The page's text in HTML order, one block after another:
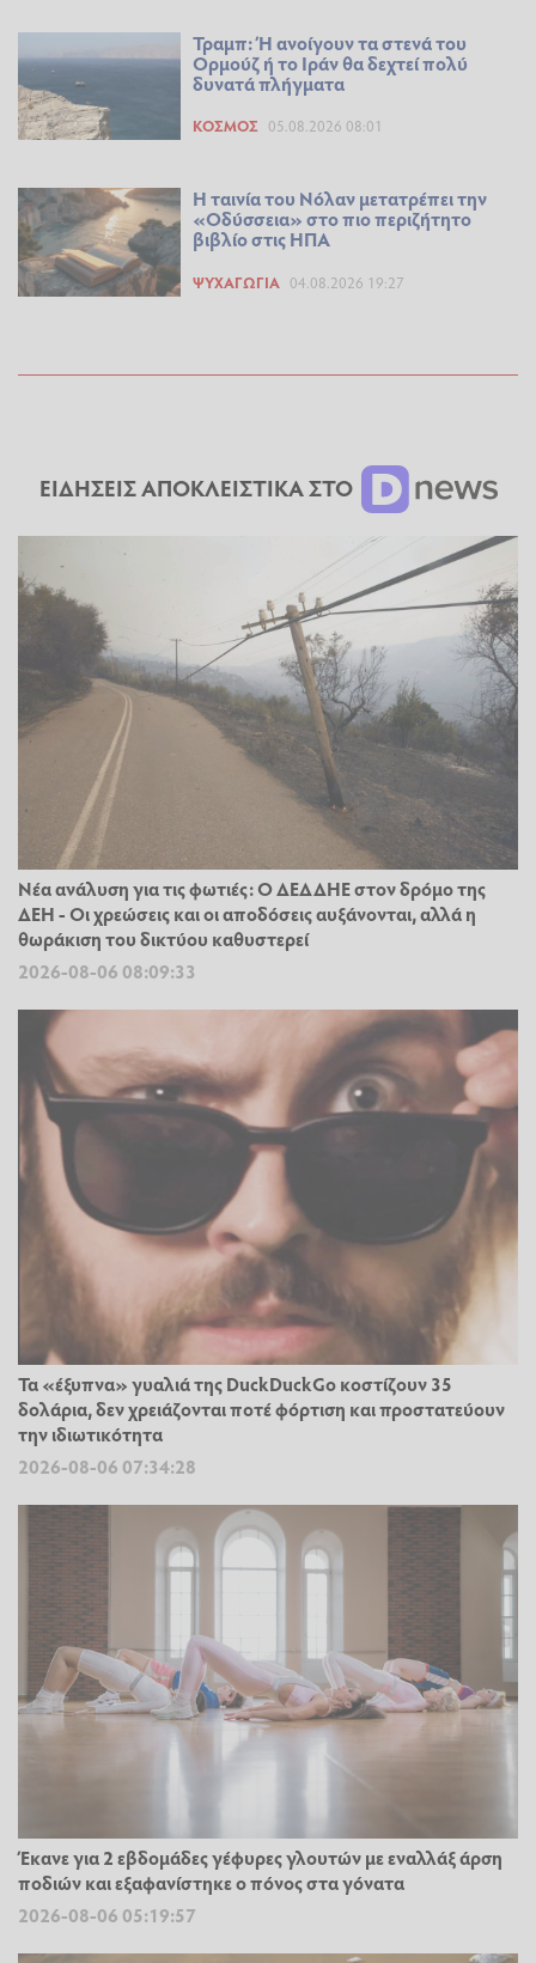
Τραμπ: Ή ανοίγουν τα στενά του
Ορμούζ ή το Ιράν θα δεχτεί πολύ
δυνατά πλήγματα
ΚΌΣΜΟΣ 05.08.2026 08:01
Η ταινία του Νόλαν μετατρέπει την
«Οδύσσεια» στο πιο περιζήτητο
βιβλίο στις ΗΠΑ
ΨΥΧΑΓΩΓΊΑ 04.08.2026 19:27
ΕΙΔΗΣΕΙΣ ΑΠΟΚΛΕΙΣΤΙΚΑ ΣΤΟ
Νέα ανάλυση για τις φωτιές: Ο ΔΕΔΔΗΕ στον δρόμο της
ΔΕΗ - Οι χρεώσεις και οι αποδόσεις αυξάνονται, αλλά η
θωράκιση του δικτύου καθυστερεί
2026-08-06 08:09:33
Τα «έξυπνα» γυαλιά της DuckDuckGo κοστίζουν 35
δολάρια, δεν χρειάζονται ποτέ φόρτιση και προστατεύουν
την ιδιωτικότητα
2026-08-06 07:34:28
Έκανε για 2 εβδομάδες γέφυρες γλουτών με εναλλάξ άρση
ποδιών και εξαφανίστηκε ο πόνος στα γόνατα
2026-08-06 05:19:57